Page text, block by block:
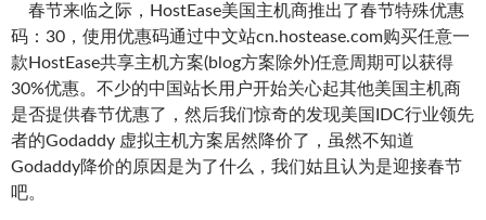
春节来临之际，HostEase美国主机商推出了春节特殊优惠
码：30，使用优惠码通过中文站cn.hostease.com购买任意一
款HostEase共享主机方案(blog方案除外)任意周期可以获得
30%优惠。不少的中国站长用户开始关心起其他美国主机商
是否提供春节优惠了，然后我们惊奇的发现美国IDC行业领先
者的Godaddy 虚拟主机方案居然降价了，虽然不知道
Godaddy降价的原因是为了什么，我们姑且认为是迎接春节
吧。